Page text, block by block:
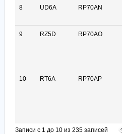
8 UD6A RP70AN
9 RZ5D RP70AO
10 RT6A RP70AP
Записи с 1 до 10 из 235 записей